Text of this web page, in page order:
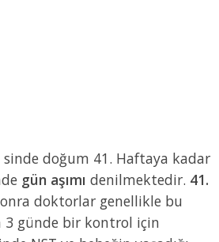
sinde doğum 41. Haftaya kadar
gün aşımı denilmektedir. 41.
doktorlar genellikle bu
3 günde bir kontrol için